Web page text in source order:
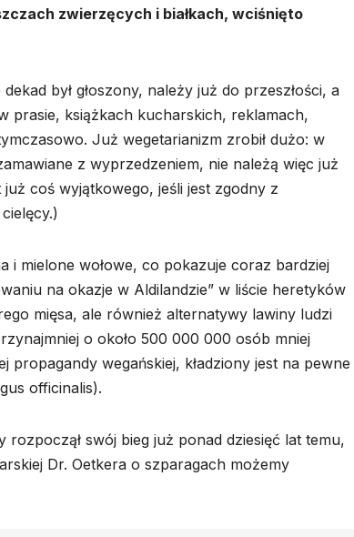
zwierzęcych i białkach, wciśnięto
był głoszony, należy już do przeszłości, a
prasie, książkach kucharskich, reklamach,
Już wegetarianizm zrobił dużo: w
z wyprzedzeniem, nie należą więc już
coś wyjątkowego, jeśli jest zgodny z
i mielone wołowe, co pokazuje coraz bardziej
na okazje w Aldilandzie” w liście heretyków
mięsa, ale również alternatywy lawiny ludzi
o około 500 000 000 osób mniej
propagandy wegańskiej, kładziony jest na pewne
officinalis).
swój bieg już ponad dziesięć lat temu,
Dr. Oetkera o szparagach możemy